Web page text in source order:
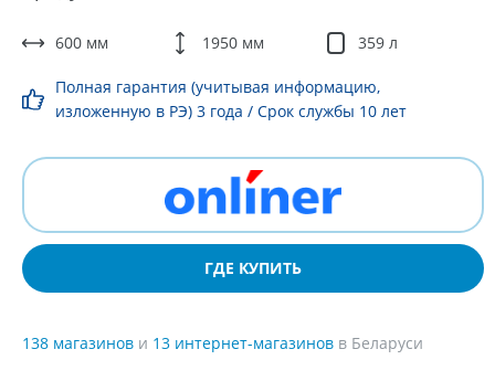
600 мм 1950 мм 359 л
Полная гарантия (учитывая информацию,
изложенную в РЭ) 3 года / Срок службы 10 лет
ГДЕ КУПИТЬ
138 магазинов и 13 интернет-магазинов в Беларуси